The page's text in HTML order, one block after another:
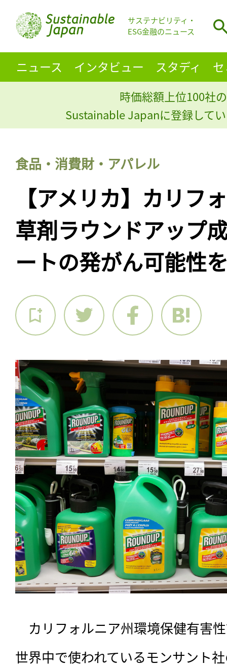
サステナビリティ・
ESG金融のニュース
ニュース インタビュー スタディ
時価総額上位100社
Sustainable Japanに登録して
食品・消費財・アパレル
【アメリカ】カリフ
草剤ラウンドアップ
ートの発がん可能性
カリフォルニア州環境保健有害
世界中で使われているモンサント